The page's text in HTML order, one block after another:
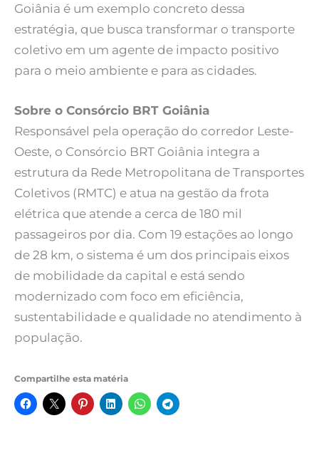
Goiânia é um exemplo concreto dessa
estratégia, que busca transformar o transporte
coletivo em um agente de impacto positivo
para o meio ambiente e para as cidades.
Sobre o Consórcio BRT Goiânia
Responsável pela operação do corredor Leste-
Oeste, o Consórcio BRT Goiânia integra a
estrutura da Rede Metropolitana de Transportes
Coletivos (RMTC) e atua na gestão da frota
elétrica que atende a cerca de 180 mil
passageiros por dia. Com 19 estações ao longo
de 28 km, o sistema é um dos principais eixos
de mobilidade da capital e está sendo
modernizado com foco em eficiência,
sustentabilidade e qualidade no atendimento à
população.
Compartilhe esta matéria